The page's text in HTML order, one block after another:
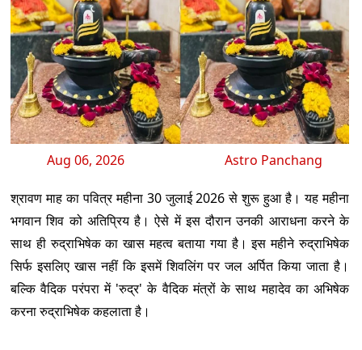
Aug 06, 2026 Astro Panchang
श्रावण माह का पवित्र महीना 30 जुलाई 2026 से शुरू हुआ है। यह महीना
भगवान शिव को अतिप्रिय है। ऐसे में इस दौरान उनकी आराधना करने के
साथ ही रुद्राभिषेक का खास महत्व बताया गया है। इस महीने रुद्राभिषेक
सिर्फ इसलिए खास नहीं कि इसमें शिवलिंग पर जल अर्पित किया जाता है।
बल्कि वैदिक परंपरा में 'रुद्र' के वैदिक मंत्रों के साथ महादेव का अभिषेक
करना रुद्राभिषेक कहलाता है।